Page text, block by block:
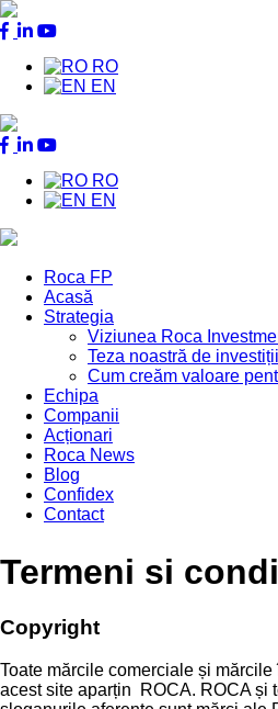
RO
EN
RO
EN
Main
Menu
Roca FP
Acasă
Strategia
Viziunea Roca
Teza noastră de investiții
Cum creăm valoare
Echipa
Companii
Acționari
Roca News
Blog
Confidex
Contact
Termeni si
Copyright
Toate mărcile comerciale și
acest site aparțin ROCA. ROCA și